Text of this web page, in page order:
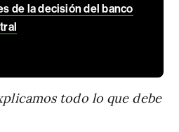
de la decisión del banco
todo lo que debe